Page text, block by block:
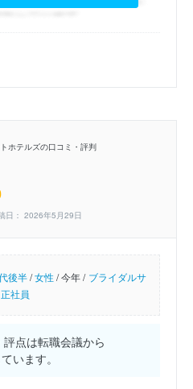
ホテルズの口コミ・評判
日： 2026年5月29日
後半/女性/今年 / ブライダルサ
正社員
点は転職会議から
います。